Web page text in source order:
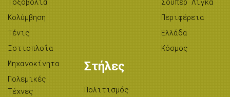
Κολύμβηση
Τένις
Ιστιοπλοΐα
Μηχανοκίνητα
Πολεμικές
Τέχνες
Περιφέρεια
Ελλάδα
Κόσμος
Στήλες
Πολιτισμός